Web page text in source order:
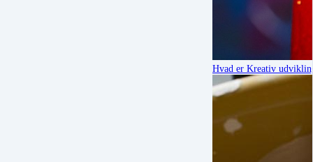
Hvad er Kreativ